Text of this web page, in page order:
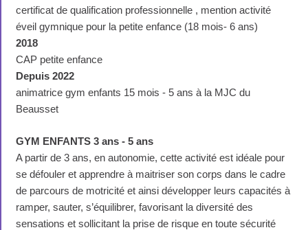
certificat de qualification professionnelle , mention activité
éveil gymnique pour la petite enfance (18 mois- 6 ans)
2018
CAP petite enfance
Depuis 2022
animatrice gym enfants 15 mois - 5 ans à la MJC du
Beausset
GYM ENFANTS 3 ans - 5 ans
A partir de 3 ans, en autonomie, cette activité est idéale pour
se défouler et apprendre à maitriser son corps dans le cadre
de parcours de motricité et ainsi développer leurs capacités à
ramper, sauter, s’équilibrer, favorisant la diversité des
sensations et sollicitant la prise de risque en toute sécurité